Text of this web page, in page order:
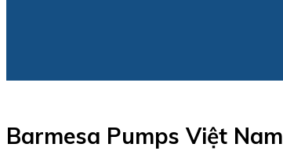
Barmesa Pumps Việt Nam